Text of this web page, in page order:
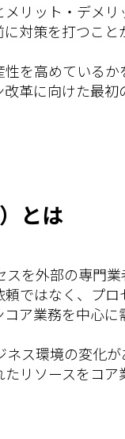
リット・デメリ
対策を打つこと
を高めているか
革に向けた最初
とは
を外部の専門業
ではなく、プ
ア業務を中心に
ス環境の変化が
リソースをコア